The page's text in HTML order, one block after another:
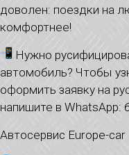
доволен: поездки на
комфортнее!
Нужно
автомобиль? Чтобы
оформить заявку на
напишите в
Автосервис Europe-car